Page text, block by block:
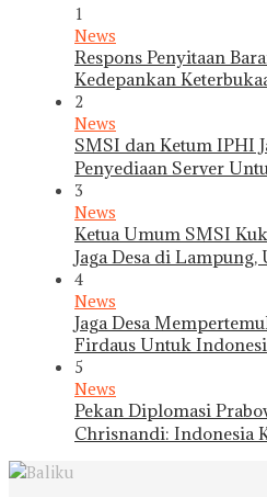
1
News
Respons Penyitaan
Kedepankan
2
News
SMSI dan Ketum IPHI
Penyediaan Server
3
News
Ketua Umum SMSI
Jaga Desa di
4
News
Jaga Desa
Firdaus Untuk
5
News
Pekan Diplomasi
Chrisnandi: Indonesia